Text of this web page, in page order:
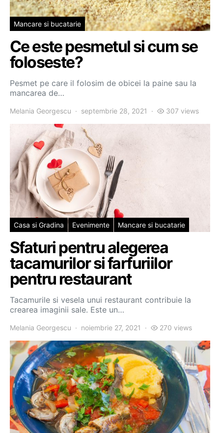
Mancare si bucatarie
Ce este pesmetul si cum se
foloseste?
Pesmet pe care il folosim de obicei la paine sau la
mancarea de…
Melania Georgescu septembrie 28, 2021 307 views
Casa si Gradina Evenimente Mancare si bucatarie
Sfaturi pentru alegerea
tacamurilor si farfuriilor
pentru restaurant
Tacamurile si vesela unui restaurant contribuie la
crearea imaginii sale. Este un…
Melania Georgescu noiembrie 27, 2021 270 views